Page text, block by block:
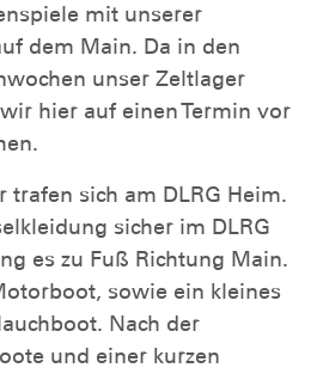
mit unserer
dem Main. Da in den
unser Zeltlager
hier auf einen Termin vor
trafen sich am DLRG Heim.
sicher im DLRG
es zu Fuß Richtung Main.
sowie ein kleines
Nach der
und einer kurzen